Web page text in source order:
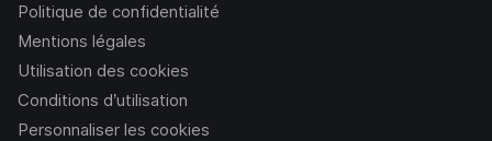
Politique de confidentialité
Mentions légales
Utilisation des cookies
Conditions d’utilisation
Personnaliser les cookies